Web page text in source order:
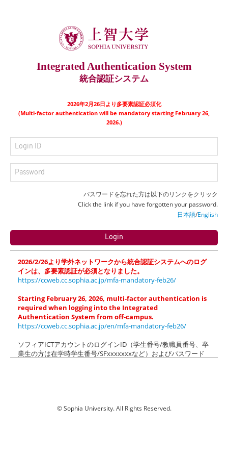
Integrated Authentication System
統合認証システム
2026年2月26日より多要素認証必須化
(Multi-factor authentication will be mandatory starting February 26,
2026.)
パスワードを忘れた方は以下のリンクをクリック
Click the link if you have forgotten your password.
日本語/English
2026/2/26より学外ネットワークから統合認証システムへのログ
インは、多要素認証が必須となりました。
https://ccweb.cc.sophia.ac.jp/mfa-mandatory-feb26/
Starting February 26, 2026, multi-factor authentication is
required when logging into the Integrated
Authentication System from off-campus.
https://ccweb.cc.sophia.ac.jp/en/mfa-mandatory-feb26/
ソフィアICTアカウントのログインID（学生番号/教職員番号、卒
業生の方は在学時学生番号/SFxxxxxxxなど）およびパスワード
Please login with login ID (Student ID/Faculty ID) and password
© Sophia University. All Rights Reserved.